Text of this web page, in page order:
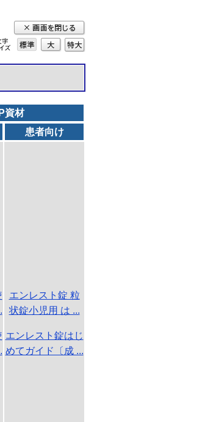
標準 大
特
大
資材
患者向け
エンレスト錠 粒
状錠小児用 は ...
エンレスト錠はじ
めてガイド〔成 ...